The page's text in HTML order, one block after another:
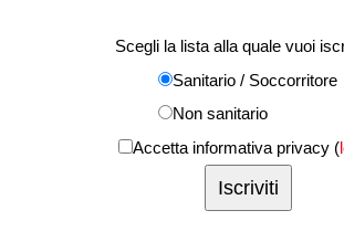
Scegli la lista alla quale vuoi
Sanitario / Soccorritore
Non sanitario
Accetta informativa privacy (